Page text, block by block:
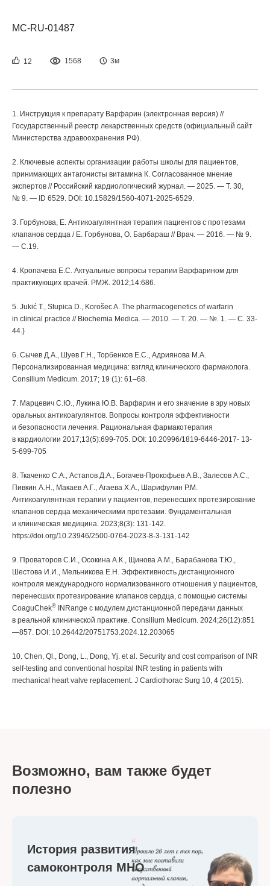
MC-RU-01487
12 1568 3м
1. Инструкция к препарату Варфарин (электронная версия) //
Государственный реестр лекарственных средств (официальный сайт
Министерства здравоохранения РФ).
2. Ключевые аспекты организации работы школы для пациентов,
принимающих антагонисты витамина К. Согласованное мнение
экспертов // Российский кардиологический журнал. — 2025. — Т. 30,
№ 9. — ID 6529. DOI: 10.15829/1560-4071-2025-6529.
3. Горбунова, Е. Антикоагулянтная терапия пациентов с протезами
клапанов сердца / Е. Горбунова, О. Барбараш // Врач. — 2016. — № 9.
— С.19.
4. Кропачева Е.С. Актуальные вопросы терапии Варфарином для
практикующих врачей. РМЖ. 2012;14:686.
5. Jukić T., Stupica D., Korošec A. The pharmacogenetics of warfarin
in clinical practice // Biochemia Medica. — 2010. — Т. 20. — №. 1. — С. 33-
44.}
6. Сычев Д.А., Шуев Г.Н., Торбенков Е.С., Адриянова М.А.
Персонализированная медицина: взгляд клинического фармаколога.
Consilium Medicum. 2017; 19 (1): 61–68.
7. Марцевич С.Ю., Лукина Ю.В. Варфарин и его значение в эру новых
оральных антикоагулянтов. Вопросы контроля эффективности
и безопасности лечения. Рациональная фармакотерапия
в кардиологии 2017;13(5):699-705. DOI: 10.20996/1819-6446-2017- 13-
5-699-705
8. Ткаченко С.А., Астапов Д.А., Богачев-Прокофьев А.В., Залесов А.С.,
Пивкин А.Н., Макаев А.Г., Агаева Х.А., Шарифулин Р.М.
Антикоагулянтная терапии у пациентов, перенесших протезирование
клапанов сердца механическими протезами. Фундаментальная
и клиническая медицина. 2023;8(3): 131-142.
https://doi.org/10.23946/2500-0764-2023-8-3-131-142
9. Проваторов С.И., Осокина А.К., Щинова А.М., Барабанова Т.Ю.,
Шестова И.И., Мельникова Е.Н. Эффективность дистанционного
контроля международного нормализованного отношения у пациентов,
перенесших протезирование клапанов сердца, с помощью системы
CoaguChek® INRange с модулем дистанционной передачи данных
в реальной клинической практике. Consilium Medicum. 2024;26(12):851
—857. DOI: 10.26442/20751753.2024.12.203065
10. Chen, Ql., Dong, L., Dong, Yj. et al. Security and cost comparison of INR
self-testing and conventional hospital INR testing in patients with
mechanical heart valve replacement. J Cardiothorac Surg 10, 4 (2015).
Возможно, вам также будет
полезно
История развития
самоконтроля МНО